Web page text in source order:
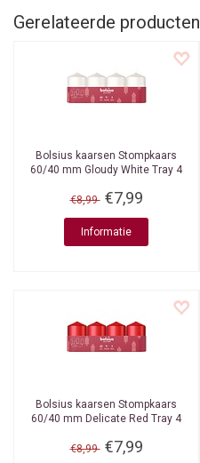
Gerelateerde producten
Bolsius kaarsen Stompkaars
60/40 mm Gloudy White Tray 4
€8,99 €7,99
Informatie
Bolsius kaarsen Stompkaars
60/40 mm Delicate Red Tray 4
€8,99 €7,99